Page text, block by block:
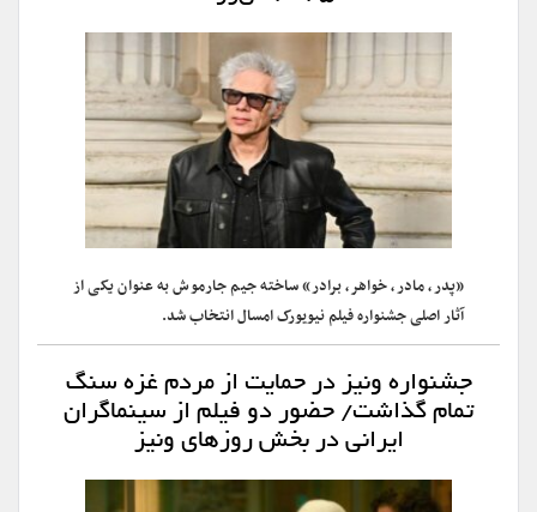
«پدر، مادر، خواهر، برادر» ساخته جیم جارموش به عنوان یکی از
آثار اصلی جشنواره فیلم نیویورک امسال انتخاب شد.
جشنواره ونیز در حمایت از مردم غزه سنگ
تمام گذاشت/ حضور دو فیلم از سینماگران
ایرانی در بخش روزهای ونیز